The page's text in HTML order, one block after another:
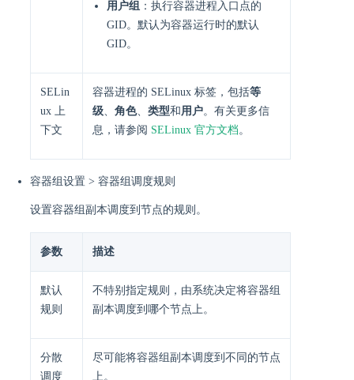
用户组 ：执行容器进程入口点的
GID。默认为容器运行时的默认
GID。
SELin
ux 上
下文
容器进程的 SELinux 标签，包括等
级、 角色、 类型和 用户。有关更多信
息，请参阅 SELinux 官方文档。
容器组设置 > 容器组调度规则
设置容器组副本调度到节点的规则。
参数 描述
默认
规则
不特别指定规则，由系统决定将容器组
副本调度到哪个节点上。
分散
调度
尽可能将容器组副本调度到不同的节点
上。